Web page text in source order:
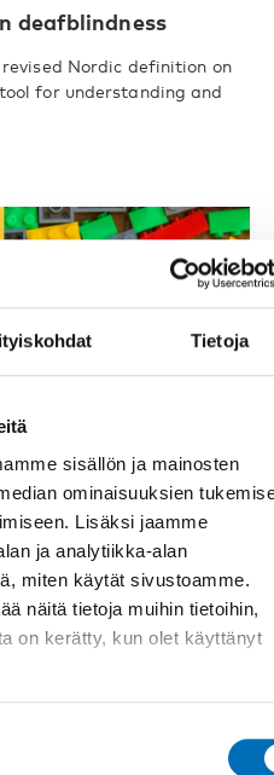
Tietoja
sisällön ja mainosten
ominaisuuksien
Lisäksi jaamme
ja analytiikka-alan
miten käytät sivustoamme.
näitä tietoja muihin tietoihin,
on kerätty, kun olet käyttänyt
deafblindness
Nordic definition on
for understanding and